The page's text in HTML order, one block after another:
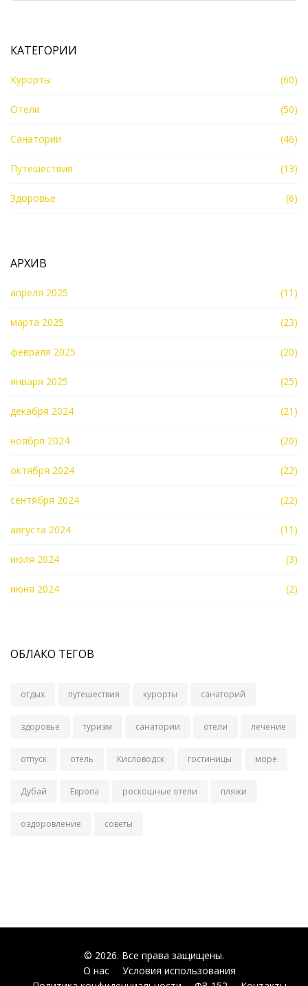
КАТЕГОРИИ
Курорты (60)
Отели (50)
Санатории (46)
Путешествия (13)
Здоровье (6)
АРХИВ
апреля 2025 (11)
марта 2025 (23)
февраля 2025 (20)
января 2025 (25)
декабря 2024 (21)
ноября 2024 (20)
октября 2024 (22)
сентября 2024 (22)
августа 2024 (11)
июля 2024 (3)
июня 2024 (2)
ОБЛАКО ТЕГОВ
отдых путешествия курорты санаторий
здоровье туризм санатории отели лечение
отпуск отель Кисловодск гостиницы море
Дубай Европа роскошные отели пляжи
оздоровление советы
© 2026. Все права защищены.
О нас
Условия использования